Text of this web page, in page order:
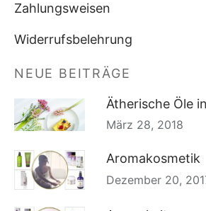
Zahlungsweisen
Widerrufsbelehrung
NEUE BEITRÄGE
Ätherische Öle
März 28, 2018
Aromakosmetik
Dezember 20,